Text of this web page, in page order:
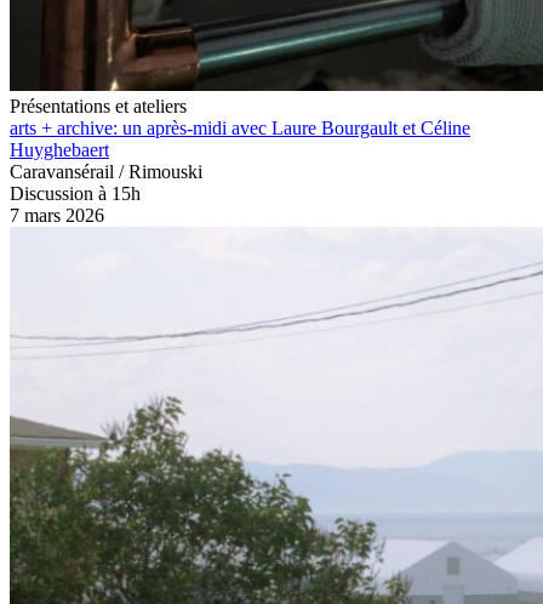
Présentations et ateliers
arts + archive: un après-midi avec Laure Bourgault et Céline
Huyghebaert
Caravansérail / Rimouski
Discussion à 15h
7 mars 2026